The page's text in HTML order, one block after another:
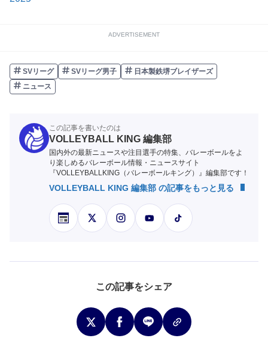
ADVERTISEMENT
SVリーグ SVリーグ男子
日本製鉄堺ブレイザーズ
ニュース
この記事を書いたのは
VOLLEYBALL KING 編集部
国内外の最新ニュースや注目選手の特集、バレーボールをよ
り楽しめるバレーボール情報・ニュースサイト
『VOLLEYBALLKING（バレーボールキング）』編集部です！
VOLLEYBALL KING 編集部 の記事をもっと見る
この記事をシェア